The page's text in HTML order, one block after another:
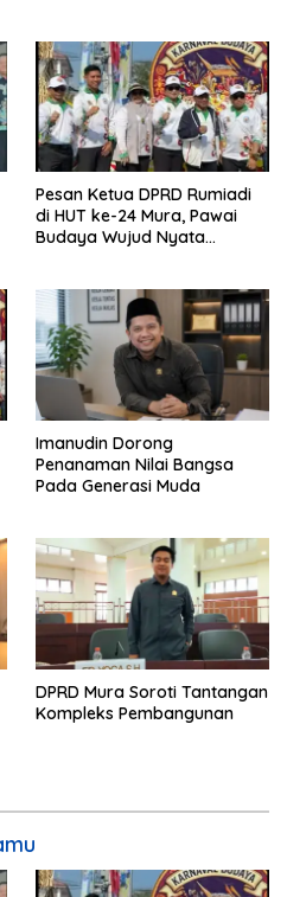
Pesan Ketua DPRD Rumiadi
di HUT ke-24 Mura, Pawai
Budaya Wujud Nyata
Imanudin Dorong
Penanaman Nilai Bangsa
Pada Generasi Muda
DPRD Mura Soroti Tantangan
Kompleks Pembangunan